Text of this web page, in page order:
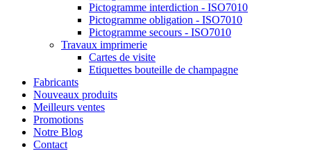
Pictogramme interdiction - ISO7010
Pictogramme obligation - ISO7010
Pictogramme secours - ISO7010
Travaux imprimerie
Cartes de visite
Etiquettes bouteille de champagne
Fabricants
Nouveaux produits
Meilleurs ventes
Promotions
Notre Blog
Contact